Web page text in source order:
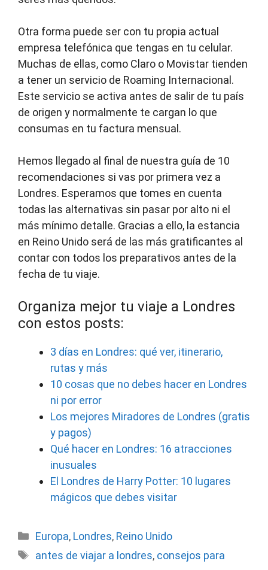
Otra forma puede ser con tu propia actual
empresa telefónica que tengas en tu celular.
Muchas de ellas, como Claro o Movistar tienden
a tener un servicio de Roaming Internacional.
Este servicio se activa antes de salir de tu país
de origen y normalmente te cargan lo que
consumas en tu factura mensual.
Hemos llegado al final de nuestra guía de 10
recomendaciones si vas por primera vez a
Londres. Esperamos que tomes en cuenta
todas las alternativas sin pasar por alto ni el
más mínimo detalle. Gracias a ello, la estancia
en Reino Unido será de las más gratificantes al
contar con todos los preparativos antes de la
fecha de tu viaje.
Organiza mejor tu viaje a Londres
con estos posts:
3 días en Londres: qué ver, itinerario,
rutas y más
10 cosas que no debes hacer en Londres
ni por error
Los mejores Miradores de Londres (gratis
y pagos)
Qué hacer en Londres: 16 atracciones
inusuales
El Londres de Harry Potter: 10 lugares
mágicos que debes visitar
Categorías
Europa, Londres, Reino Unido
Etiquetas
antes de viajar a londres, consejos para